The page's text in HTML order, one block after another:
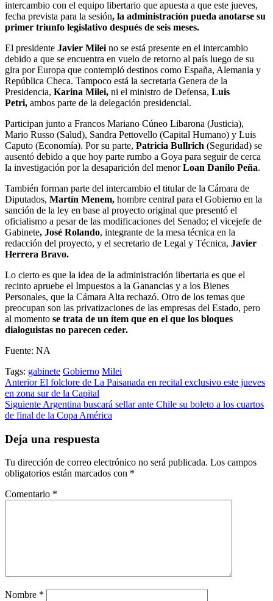
intercambio con el equipo libertario que apuesta a que este jueves,
fecha prevista para la sesión, la administración pueda anotarse su
primer triunfo legislativo después de seis meses.
El presidente Javier Milei no se está presente en el intercambio
debido a que se encuentra en vuelo de retorno al país luego de su
gira por Europa que contempló destinos como España, Alemania y
República Checa. Tampoco está la secretaria Genera de la
Presidencia, Karina Milei, ni el ministro de Defensa, Luis
Petri, ambos parte de la delegación presidencial.
Participan junto a Francos Mariano Cúneo Libarona (Justicia),
Mario Russo (Salud), Sandra Pettovello (Capital Humano) y Luis
Caputo (Economía). Por su parte, Patricia Bullrich (Seguridad) se
ausentó debido a que hoy parte rumbo a Goya para seguir de cerca
la investigación por la desaparición del menorLoan Danilo Peña.
También forman parte del intercambio el titular de la Cámara de
Diputados, Martín Menem, hombre central para el Gobierno en la
sanción de la ley en base al proyecto original que presentó el
oficialismo a pesar de las modificaciones del Senado; el vicejefe de
Gabinete, José Rolando, integrante de la mesa técnica en la
redacción del proyecto, y el secretario de Legal y Técnica, Javier
Herrera Bravo.
Lo cierto es que la idea de la administración libertaria es que el
recinto apruebe el Impuestos a la Ganancias y a los Bienes
Personales, que la Cámara Alta rechazó. Otro de los temas que
preocupan son las privatizaciones de las empresas del Estado, pero
al momento se trata de un ítem que en el que los bloques
dialoguistas no parecen ceder.
Fuente: NA
Tags: gabinete Gobierno Milei
Post
navigation
AnteriorEl folclore de La Paisanada en recital exclusivo este jueves
en zona sur de la Capital
Siguiente Argentina buscará sellar ante Chile su boleto a los cuartos
de final de la Copa América
Deja una respuesta
Tu dirección de correo electrónico no será publicada. Los campos
obligatorios están marcados con *
Comentario *
Nombre *